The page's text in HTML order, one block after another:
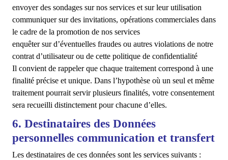
envoyer des sondages sur nos services et sur leur utilisation
communiquer sur des invitations, opérations commerciales dans
le cadre de la promotion de nos services
enquêter sur d’éventuelles fraudes ou autres violations de notre
contrat d’utilisateur ou de cette politique de confidentialité
Il convient de rappeler que chaque traitement correspond à une
finalité précise et unique. Dans l’hypothèse où un seul et même
traitement pourrait servir plusieurs finalités, votre consentement
sera recueilli distinctement pour chacune d’elles.
6. Destinataires des Données
personnelles communication et transfert
Les destinataires de ces données sont les services suivants :